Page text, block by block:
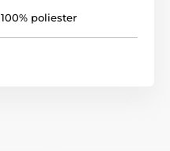
100% poliester